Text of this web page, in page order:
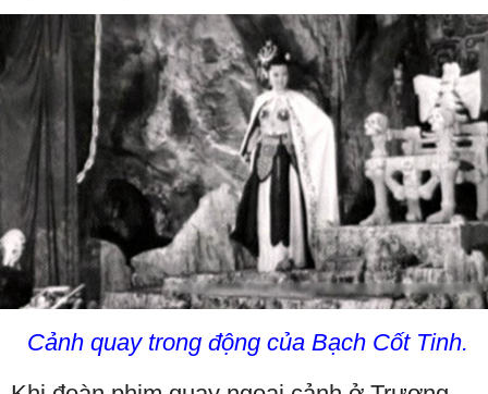
Cảnh quay trong động của Bạch Cốt Tinh.